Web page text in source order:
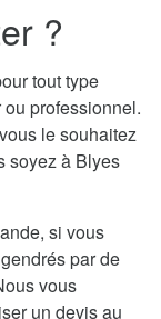
?
tout type
professionnel.
le souhaitez
soyez à Blyes
si vous
par de
vous
un devis au